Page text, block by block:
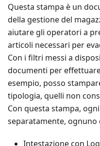
Questa stampa è un
della gestione del
aiutare gli operatori a
articoli necessari per
Con i filtri messi a
documenti per
esempio, posso
tipologia, quelli non
Con questa stampa,
separatamente, ognuno
Intestazione con